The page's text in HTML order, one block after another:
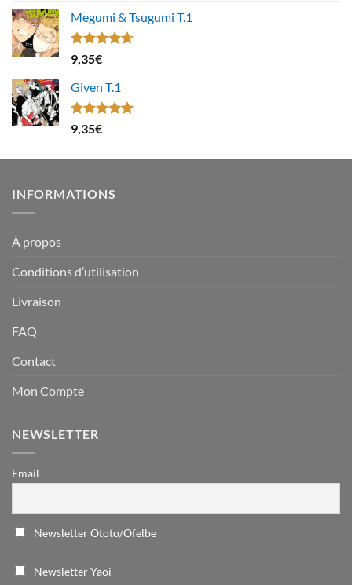
5Megumi & Tsugumi T.1
Note4.67
sur 5
9,35€
Given T.1
Note5.00
sur 5
9,35€
INFORMATIONS
À propos
Conditions d’utilisation
Livraison
FAQ
Contact
Mon Compte
NEWSLETTER
Email
Newsletter Ototo/Ofelbe
Newsletter Yaoi